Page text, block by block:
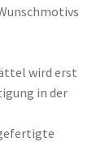
wird erst
in der